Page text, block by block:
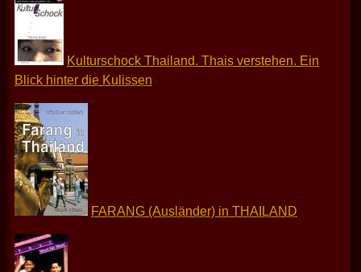
Kulturschock Thailand. Thais verstehen. Ein
Blick hinter die Kulissen
FARANG (Ausländer) in THAILAND